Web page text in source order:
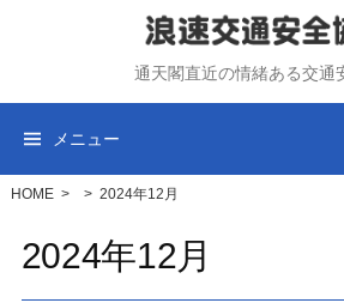
ン
ス
通天閣直近の情緒ある交通
メニュー
HOME > > 2024年12月
2024年12月